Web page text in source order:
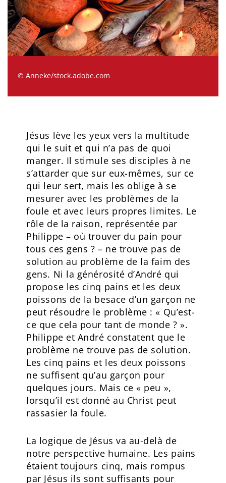
© Anneke/stock.adobe.com
Jésus lève les yeux vers la multitude
qui le suit et qui n’a pas de quoi
manger. Il stimule ses disciples à ne
s’attarder que sur eux-mêmes, sur ce
qui leur sert, mais les oblige à se
mesurer avec les problèmes de la
foule et avec leurs propres limites. Le
rôle de la raison, représentée par
Philippe – où trouver du pain pour
tous ces gens ? – ne trouve pas de
solution au problème de la faim des
gens. Ni la générosité d’André qui
propose les cinq pains et les deux
poissons de la besace d’un garçon ne
peut résoudre le problème : « Qu’est-
ce que cela pour tant de monde ? ».
Philippe et André constatent que le
problème ne trouve pas de solution.
Les cinq pains et les deux poissons
ne suffisent qu’au garçon pour
quelques jours. Mais ce « peu »,
lorsqu’il est donné au Christ peut
rassasier la foule.
La logique de Jésus va au-delà de
notre perspective humaine. Les pains
étaient toujours cinq, mais rompus
par Jésus ils sont suffisants pour